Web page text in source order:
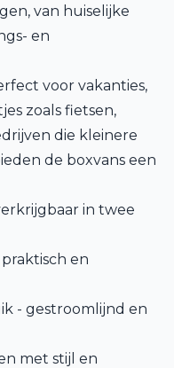
van huiselijke
en
voor vakanties,
zoals fietsen,
die kleinere
de boxvans een
in twee
en
- gestroomlijnd en
met stijl en